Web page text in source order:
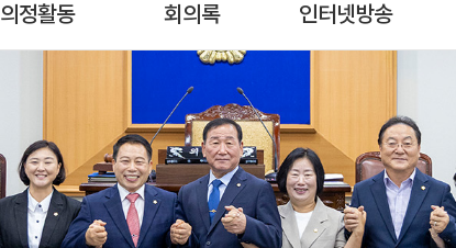
의정활동 회의록 인터넷방송